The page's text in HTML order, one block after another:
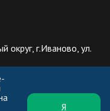
округ, г.Иваново, ул.
+7 (4932) 32-62-
Я